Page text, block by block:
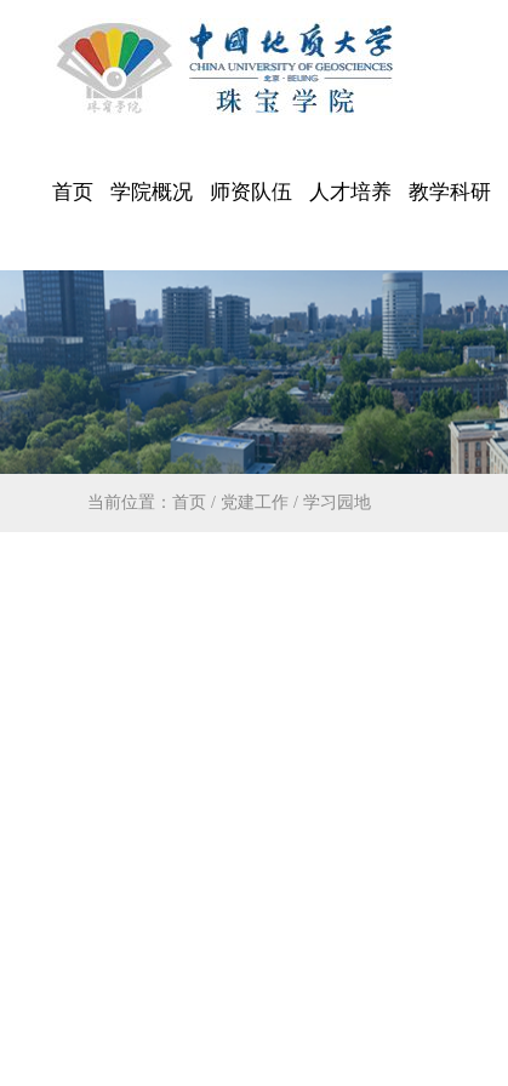
首页 学院概况 师资队伍 人才培养 教学科研
当前位置： 首页 / 党建工作 / 学习园地